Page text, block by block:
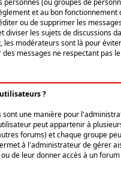
et au bon fonctionnement
ou de supprimer les
diviser les sujets de discussions
les modérateurs sont là pour
messages ne respectant pas
?
sont une manière pour
peut appartenir à
forums) et chaque groupe
à l'administrateur de gérer
de leur donner accès à un